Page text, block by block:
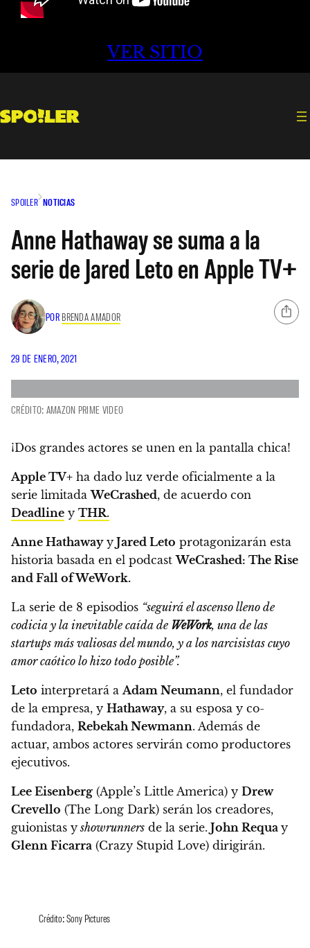
VER SITIO
SPOILER NOTICIAS
Anne Hathaway se suma a la
serie de Jared Leto en Apple TV+
POR BRENDA AMADOR
29 DE ENERO, 2021
CRÉDITO: AMAZON PRIME VIDEO
¡Dos grandes actores se unen en la pantalla chica!
Apple TV+ ha dado luz verde oficialmente a la
serie limitadaWeCrashed, de acuerdo con
Deadline y THR.
Anne Hathawayy Jared Leto protagonizarán esta
historia basada en el podcastWeCrashed: The Rise
and Fall of WeWork.
La serie de 8 episodios “seguirá el ascenso lleno de
codicia y la inevitable caída de WeWork, una de las
startups más valiosas del mundo, y a los narcisistas cuyo
amor caótico lo hizo todo posible”.
Leto interpretará a Adam Neumann, el fundador
de la empresa, y Hathaway, a su esposa y co-
fundadora, Rebekah Newmann. Además de
actuar, ambos actores servirán como productores
ejecutivos.
Lee Eisenberg (Apple’s Little America) y Drew
Crevello (The Long Dark) serán los creadores,
guionistas yshowrunners de la serie. John Requa y
Glenn Ficarra (Crazy Stupid Love) dirigirán.
Crédito: Sony Pictures